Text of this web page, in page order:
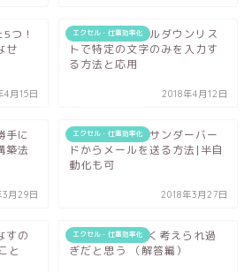
つ！
せ
4月15日
エクセル・仕事効率化
【エクセル】プルダウンリス
トで特定の文字のみを入力す
る方法と応用
2018年4月12日
手に
築法
3月29日
エクセル・仕事効率化
エクセルVBAでサンダーバー
ドからメールを送る方法|半自
動化も可
2018年3月27日
すの
と
エクセル・仕事効率化
If関数って難しく考えられ過
ぎだと思う （解答編）